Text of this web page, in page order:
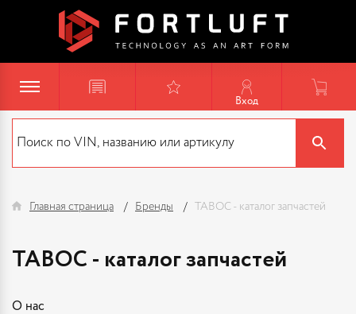
Вход
Главная страница Бренды TABOC - каталог запчастей
TABOC - каталог запчастей
О нас